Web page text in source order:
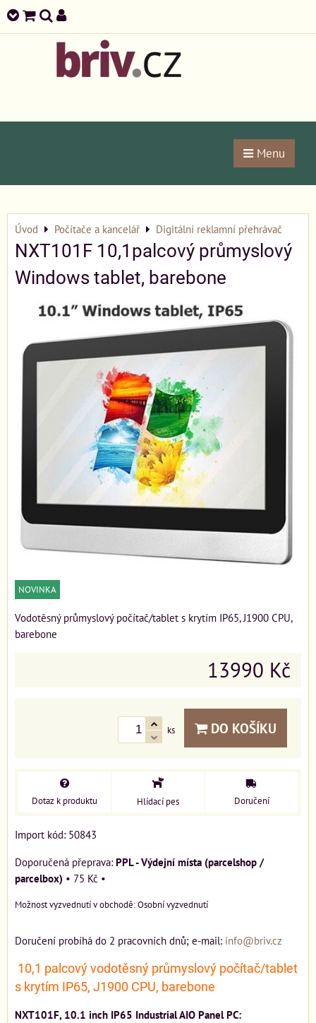
Menu
Úvod Počítače a kancelář Digitální reklamní přehrávač
NXT101F 10,1palcový průmyslový
Windows tablet, barebone
NOVINKA
Vodotěsný průmyslový počítač/tablet s krytím IP65, J1900 CPU,
barebone
13990 Kč
ks DO KOŠÍKU
Dotaz k produktu Hlídací pes Doručení
Import kód: 50843
PPL - Výdejní místa (parcelshop /
parcelbox) • 75 Kč •
Osobní vyzvednutí
Doručení probíhá do 2 pracovních dnů; e-mail: info@briv.cz
10,1 palcový vodotěsný průmyslový počítač/tablet
s krytím IP65, J1900 CPU, barebone
NXT101F, 10.1 inch IP65 Industrial AIO Panel PC: